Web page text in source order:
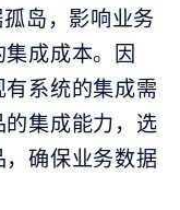
岛，影响业务
成成本。因
系统的集成需
集成能力，选
确保业务数据